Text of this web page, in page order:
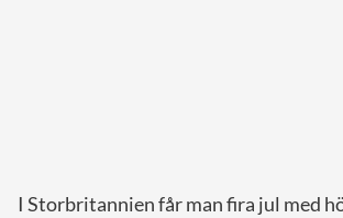
I Storbritannien får man fira jul med